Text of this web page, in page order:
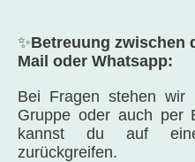
✨Betreuung zwischen
Mail oder Whatsapp:
Bei Fragen stehen wir
Gruppe oder auch per
kannst du auf
zurückgreifen.